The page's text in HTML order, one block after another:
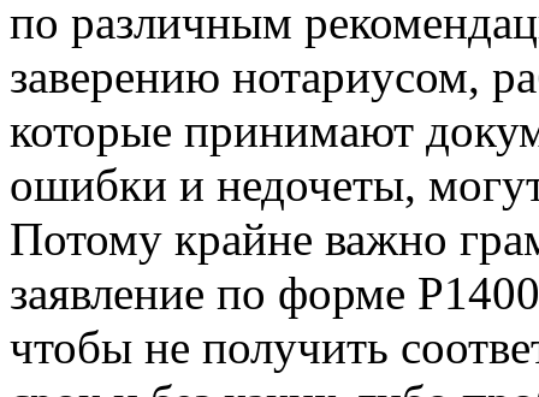
по различным
заверению нотариусом,
которые принимают
ошибки и недочеты,
Потому крайне важно
заявление по форме
чтобы не получить